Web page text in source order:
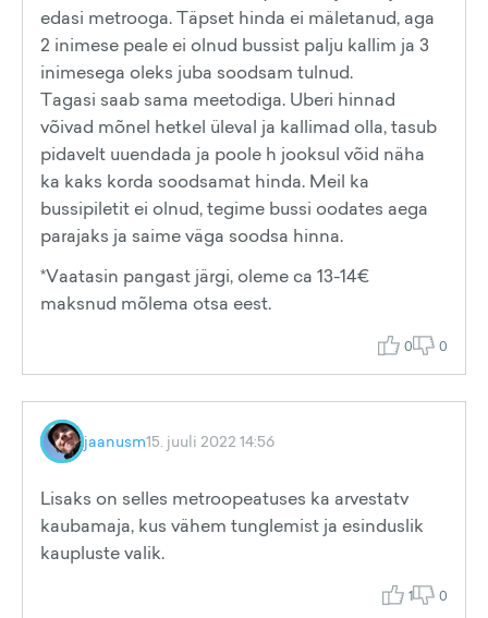
edasi metrooga. Täpset hinda ei mäletanud, aga
2 inimese peale ei olnud bussist palju kallim ja 3
inimesega oleks juba soodsam tulnud.
Tagasi saab sama meetodiga. Uberi hinnad
võivad mõnel hetkel üleval ja kallimad olla, tasub
pidavelt uuendada ja poole h jooksul võid näha
ka kaks korda soodsamat hinda. Meil ka
bussipiletit ei olnud, tegime bussi oodates aega
parajaks ja saime väga soodsa hinna.
*Vaatasin pangast järgi, oleme ca 13-14€
maksnud mõlema otsa eest.
0 0
jaanusm15. juuli 2022 14:56
Lisaks on selles metroopeatuses ka arvestatv
kaubamaja, kus vähem tunglemist ja esinduslik
kaupluste valik.
1 0